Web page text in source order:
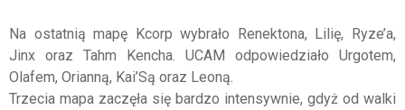
Na ostatnią mapę Kcorp wybrało Renektona, Lilię, Ryze’a,
Jinx oraz Tahm Kencha. UCAM odpowiedziało Urgotem,
Olafem, Orianną, Kai’Są oraz Leoną.
Trzecia mapa zaczęła się bardzo intensywnie, gdyż od walki